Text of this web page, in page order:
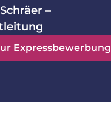
–
Expressbewerbung